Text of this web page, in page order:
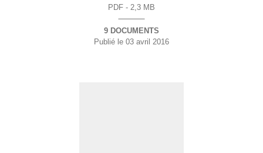
PDF - 2,3 MB
9 DOCUMENTS
Publié le 03 avril 2016